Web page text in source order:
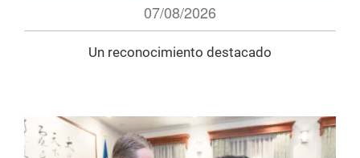
07/08/2026
Un reconocimiento destacado